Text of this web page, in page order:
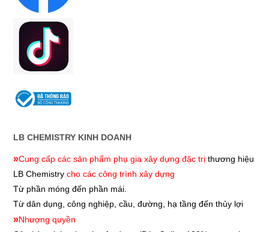
LB CHEMISTRY KINH DOANH
»Cung cấp các sản phẩm phụ gia xây dựng đặc trị thương hiệu
LB Chemistrycho các công trình xây dựng
Từ phần móng đến phần mái.
Từ dân dụng, công nghiệp, cầu, đường, hạ tầng đến thủy lợi
»Nhượng quyền